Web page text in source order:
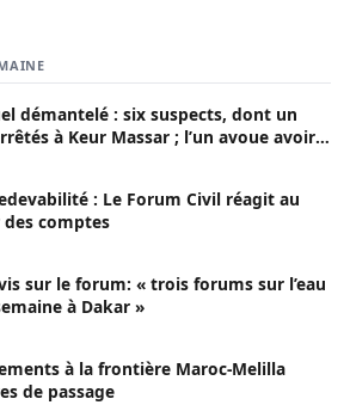
démantelé : six suspects, dont un
à Keur Massar ; l’un avoue avoir
2018
: Le Forum Civil réagit au
comptes
sur le forum: « trois forums sur l’eau
à Dakar »
à la frontière Maroc-Melilla
de passage